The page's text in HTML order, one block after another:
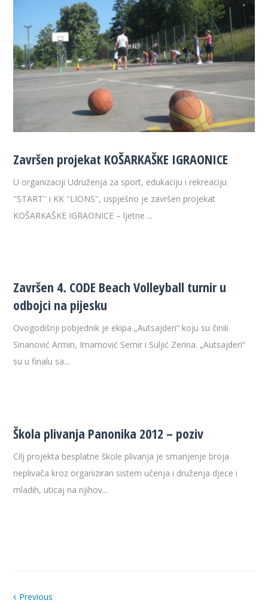
Završen projekat KOŠARKAŠKE IGRAONICE
U organizaciji Udruženja za sport, edukaciju i rekreaciju
''START'' i KK ''LIONS'', uspješno je završen projekat
KOŠARKAŠKE IGRAONICE – ljetne ...
Završen 4. CODE Beach Volleyball turnir u
odbojci na pijesku
Ovogodišnji pobjednik je ekipa „Autsajderi“ koju su činili
Sinanović Armin, Imamović Semir i Suljić Zerina. „Autsajderi“
su u finalu sa...
Škola plivanja Panonika 2012 – poziv
Cilj projekta besplatne škole plivanja je smanjenje broja
neplivača kroz organiziran sistem učenja i druženja djece i
mladih, uticaj na njihov...
Previous